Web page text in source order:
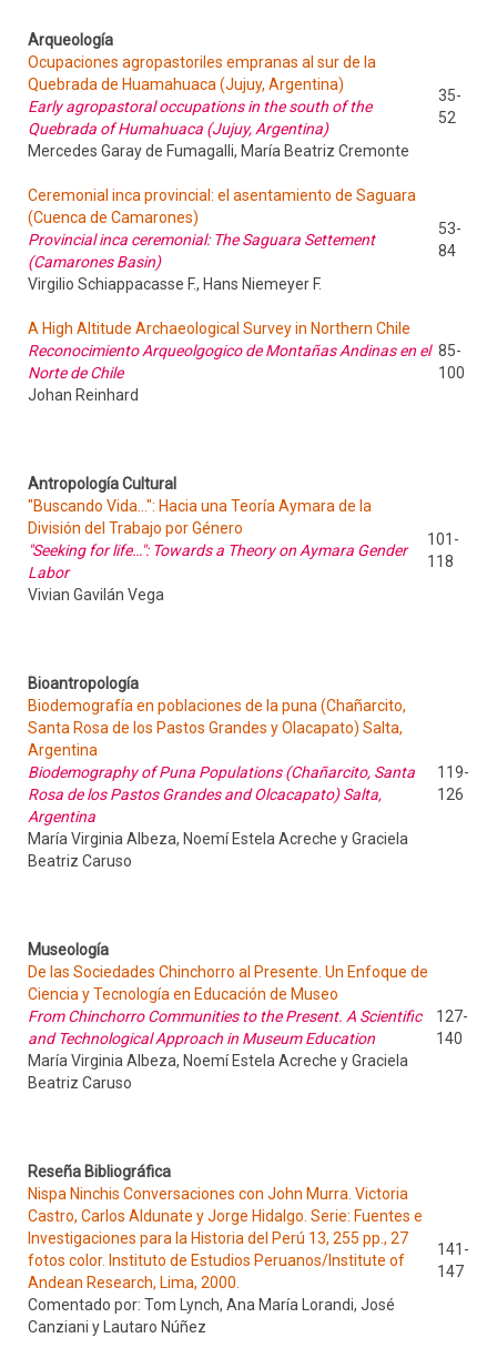
Arqueología
Ocupaciones agropastoriles empranas al sur de la
Quebrada de Huamahuaca (Jujuy, Argentina)
Early agropastoral occupations in the south of the
Quebrada of Humahuaca (Jujuy, Argentina)
35-
52
Mercedes Garay de Fumagalli, María Beatriz Cremonte
Ceremonial inca provincial: el asentamiento de Saguara
(Cuenca de Camarones)
Provincial inca ceremonial: The Saguara Settement
(Camarones Basin)
53-
84
Virgilio Schiappacasse F., Hans Niemeyer F.
A High Altitude Archaeological Survey in Northern Chile
Reconocimiento Arqueolgogico de Montañas Andinas en el
Norte de Chile
85-
100
Johan Reinhard
Antropología Cultural
"Buscando Vida…": Hacia una Teoría Aymara de la
División del Trabajo por Género
"Seeking for life…": Towards a Theory on Aymara Gender
Labor
101-
118
Vivian Gavilán Vega
Bioantropología
Biodemografía en poblaciones de la puna (Chañarcito,
Santa Rosa de los Pastos Grandes y Olacapato) Salta,
Argentina
Biodemography of Puna Populations (Chañarcito, Santa
Rosa de los Pastos Grandes and Olcacapato) Salta,
Argentina
119-
126
María Virginia Albeza, Noemí Estela Acreche y Graciela
Beatriz Caruso
Museología
De las Sociedades Chinchorro al Presente. Un Enfoque de
Ciencia y Tecnología en Educación de Museo
From Chinchorro Communities to the Present. A Scientific
and Technological Approach in Museum Education
127-
140
María Virginia Albeza, Noemí Estela Acreche y Graciela
Beatriz Caruso
Reseña Bibliográfica
Nispa Ninchis Conversaciones con John Murra. Victoria
Castro, Carlos Aldunate y Jorge Hidalgo. Serie: Fuentes e
Investigaciones para la Historia del Perú 13, 255 pp., 27
fotos color. Instituto de Estudios Peruanos/Institute of
Andean Research, Lima, 2000.
141-
147
Comentado por: Tom Lynch, Ana María Lorandi, José
Canziani y Lautaro Núñez